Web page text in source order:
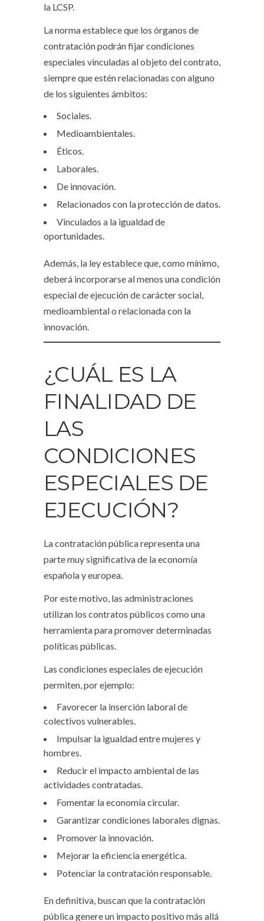
la LCSP.
La norma establece que los órganos de
contratación podrán fijar condiciones
especiales vinculadas al objeto del contrato,
siempre que estén relacionadas con alguno
de los siguientes ámbitos:
Sociales.
Medioambientales.
Éticos.
Laborales.
De innovación.
Relacionados con la protección de datos.
Vinculados a la igualdad de
oportunidades.
Además, la ley establece que, como mínimo,
deberá incorporarse al menos una condición
especial de ejecución de carácter social,
medioambiental o relacionada con la
innovación.
¿CUÁL ES LA
FINALIDAD DE
LAS
CONDICIONES
ESPECIALES DE
EJECUCIÓN?
La contratación pública representa una
parte muy significativa de la economía
española y europea.
Por este motivo, las administraciones
utilizan los contratos públicos como una
herramienta para promover determinadas
políticas públicas.
Las condiciones especiales de ejecución
permiten, por ejemplo:
Favorecer la inserción laboral de
colectivos vulnerables.
Impulsar la igualdad entre mujeres y
hombres.
Reducir el impacto ambiental de las
actividades contratadas.
Fomentar la economía circular.
Garantizar condiciones laborales dignas.
Promover la innovación.
Mejorar la eficiencia energética.
Potenciar la contratación responsable.
En definitiva, buscan que la contratación
pública genere un impacto positivo más allá